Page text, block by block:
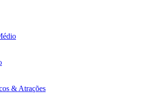
& Atrações